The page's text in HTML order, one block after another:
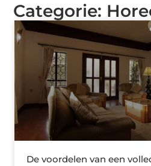
Categorie:
De voordelen van een